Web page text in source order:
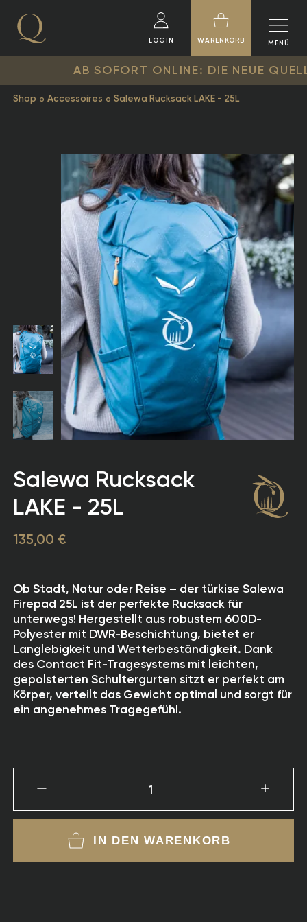
AB SOFORT ONLINE: DIE NEUE
LOGIN WARENKORB MENÜ
Shop Accessoires Salewa Rucksack LAKE - 25L
Salewa Rucksack
LAKE - 25L
135,00 €
Ob Stadt, Natur oder Reise – der türkise Salewa
Firepad 25L ist der perfekte Rucksack für
unterwegs! Hergestellt aus robustem 600D-
Polyester mit DWR-Beschichtung, bietet er
Langlebigkeit und Wetterbeständigkeit. Dank
des Contact Fit-Tragesystems mit leichten,
gepolsterten Schultergurten sitzt er perfekt am
Körper, verteilt das Gewicht optimal und sorgt für
ein angenehmes Tragegefühl.
1
IN DEN WARENKORB